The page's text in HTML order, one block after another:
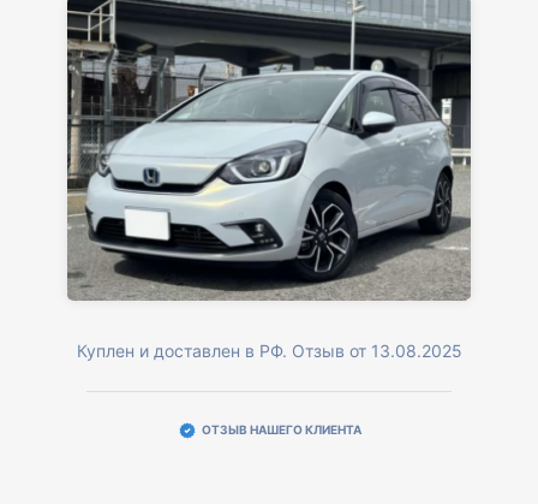
Куплен и доставлен в РФ. Отзыв от 13.08.2025
ОТЗЫВ НАШЕГО КЛИЕНТА